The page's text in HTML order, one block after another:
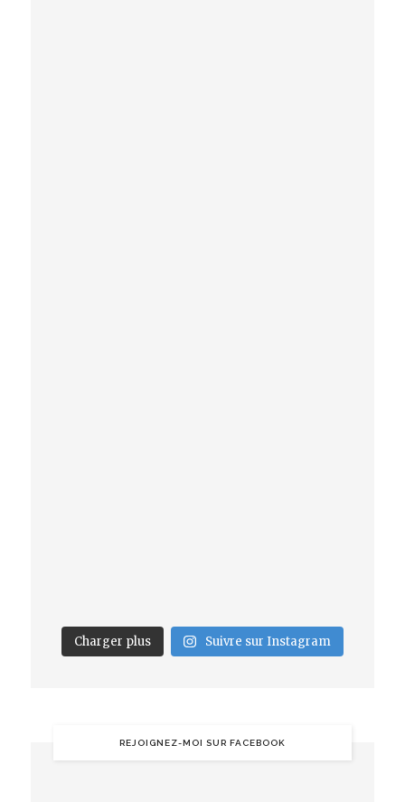
Charger plus Suivre sur Instagram
REJOIGNEZ-MOI SUR FACEBOOK